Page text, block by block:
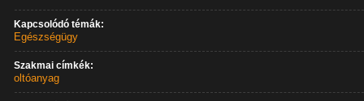
Kapcsolódó témák:
Egészségügy
Szakmai címkék:
oltóanyag